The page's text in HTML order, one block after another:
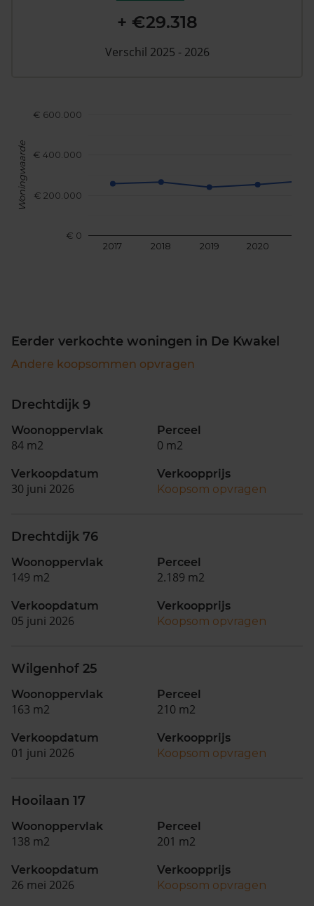
2017 2018 2019 2020
€ 0
€ 200.000
€ 400.000
€ 600.000
Woningwaarde
+ €29.318
Verschil 2025 - 2026
Eerder verkochte woningen in De Kwakel
Andere koopsommen opvragen
Drechtdijk 9
Woonoppervlak
84 m2
Perceel
0 m2
Verkoopdatum
30 juni 2026
Verkoopprijs
Koopsom opvragen
Drechtdijk 76
Woonoppervlak
149 m2
Perceel
2.189 m2
Verkoopdatum
05 juni 2026
Verkoopprijs
Koopsom opvragen
Wilgenhof 25
Woonoppervlak
163 m2
Perceel
210 m2
Verkoopdatum
01 juni 2026
Verkoopprijs
Koopsom opvragen
Hooilaan 17
Woonoppervlak
138 m2
Perceel
201 m2
Verkoopdatum
26 mei 2026
Verkoopprijs
Koopsom opvragen